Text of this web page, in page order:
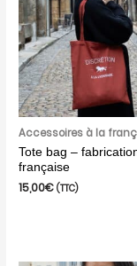
Accessoires à la
Tote bag –
française
15,00€ (TTC)